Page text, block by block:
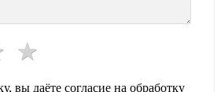
вы даёте согласие на обработку